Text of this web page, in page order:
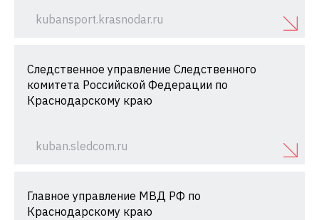
kubansport.krasnodar.ru
Следственное управление Следственного
комитета Российской Федерации по
Краснодарскому краю
kuban.sledcom.ru
Главное управление МВД РФ по
Краснодарскому краю